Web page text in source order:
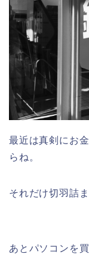
最近は真剣にお
らね。
それだけ切羽詰
あとパソコンを